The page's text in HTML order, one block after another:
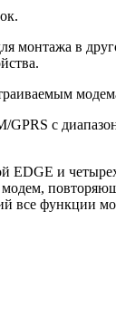
монтажа в
c
и
функции